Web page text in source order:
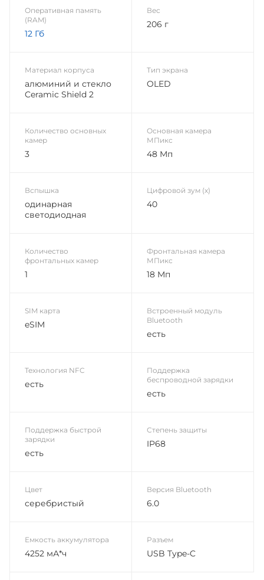
Оперативная память
(RAM)
12 Гб
Вес
206 г
Материал корпуса
алюминий и стекло
Ceramic Shield 2
Тип экрана
OLED
Количество основных
камер
3
Основная камера
МПикс
48 Мп
Вспышка
одинарная
светодиодная
Цифровой зум (x)
40
Количество
фронтальных камер
1
Фронтальная камера
МПикс
18 Мп
SIM карта
eSIM
Встроенный модуль
Bluetooth
есть
Технология NFC
есть
Поддержка
беспроводной зарядки
есть
Поддержка быстрой
зарядки
есть
Степень защиты
IP68
Цвет
серебристый
Версия Bluetooth
6.0
Емкость аккумулятора
4252 мА*ч
Разъем
USB Type-C